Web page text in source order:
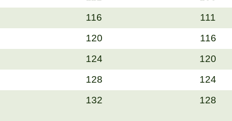
116 111
120 116
124 120
128 124
132 128